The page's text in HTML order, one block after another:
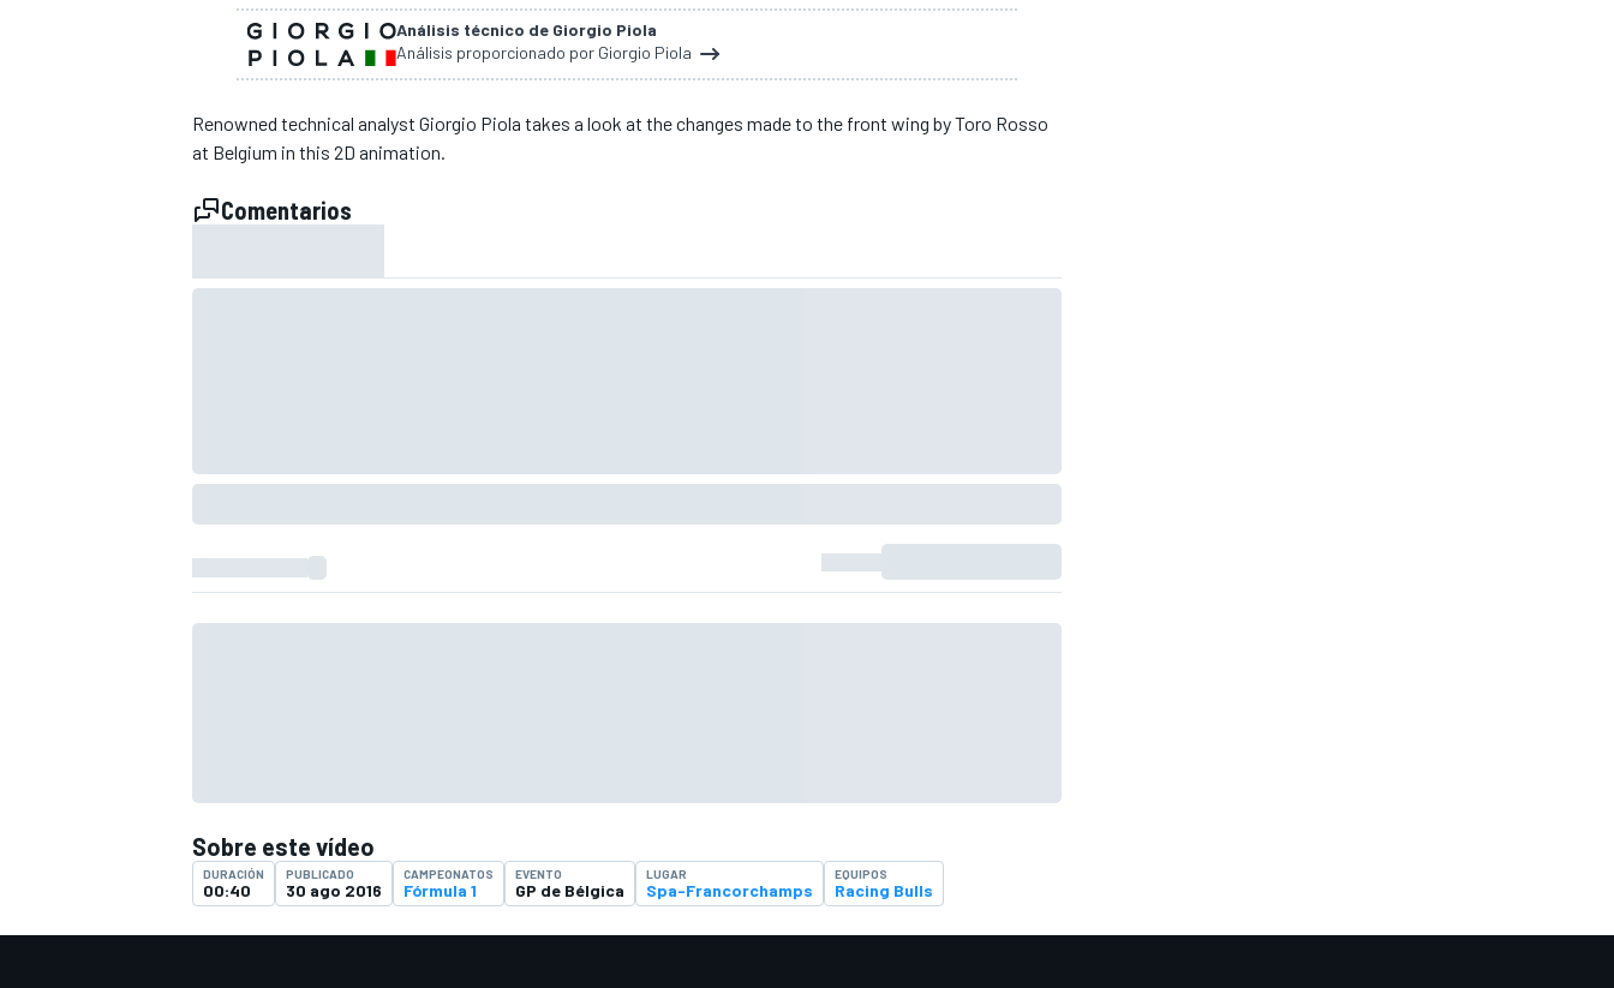
Análisis técnico de Giorgio Piola
Análisis proporcionado por Giorgio Piola
Renowned technical analyst Giorgio Piola takes a look at the changes made to the front wing by Toro Rosso
at Belgium in this 2D animation.
Comentarios
Sobre este vídeo
DURACIÓN
00:40
PUBLICADO
30 ago 2016
CAMPEONATOS
Fórmula 1
EVENTO
GP de Bélgica
LUGAR
Spa-Francorchamps
EQUIPOS
Racing Bulls